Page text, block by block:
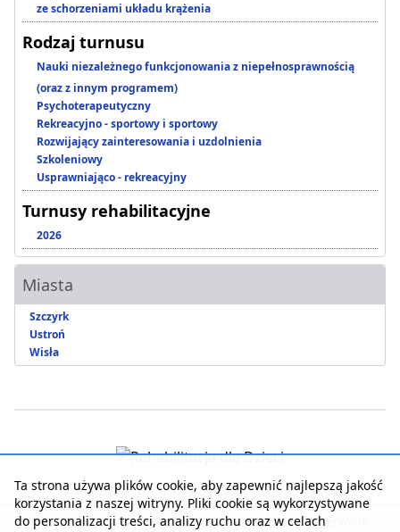
ze schorzeniami układu krążenia
Rodzaj turnusu
Nauki niezależnego funkcjonowania z niepełnosprawnością
(oraz z innym programem)
Psychoterapeutyczny
Rekreacyjno - sportowy i sportowy
Rozwijający zainteresowania i uzdolnienia
Szkoleniowy
Usprawniająco - rekreacyjny
Turnusy rehabilitacyjne
2026
Miasta
Szczyrk
Ustroń
Wisła
Strona główna | Kontakt z serwisem | Reklama w serwisie
Ta strona używa plików cookie, aby zapewnić najlepszą jakość
korzystania z naszej witryny. Pliki cookie są wykorzystywane
do personalizacji treści, analizy ruchu oraz w celach